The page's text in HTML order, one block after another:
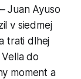
Juan Ayuso
v siedmej
trati dlhej
do
moment a